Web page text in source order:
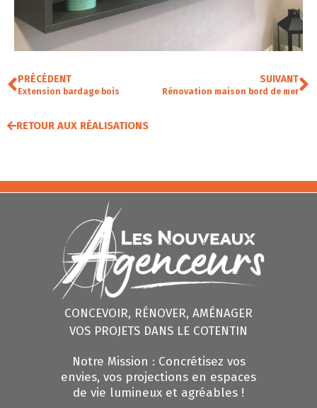
PRÉCÉDENT
Extension bardage bois
SUIVANT
Rénovation maison bord de mer
RETOUR AUX RÉALISATIONS
CONCEVOIR, RÉNOVER, AMÉNAGER
VOS PROJETS DANS LE COTENTIN
Notre Mission : Concrétisez vos
envies, vos projections en espaces
de vie lumineux et agréables !